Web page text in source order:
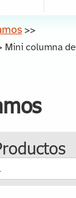
>>
Mini columna de